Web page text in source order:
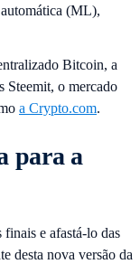
(ML),
Bitcoin, a
Steemit, o mercado
a Crypto.com.
para a
e afastá-lo das
desta nova versão da